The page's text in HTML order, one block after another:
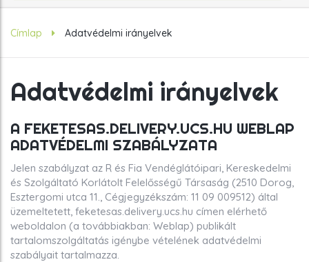
Címlap Adatvédelmi irányelvek
Adatvédelmi irányelvek
A FEKETESAS.DELIVERY.UCS.HU WEBLAP
ADATVÉDELMI SZABÁLYZATA
Jelen szabályzat az R és Fia Vendéglátóipari, Kereskedelmi
és Szolgáltató Korlátolt Felelősségű Társaság (2510 Dorog,
Esztergomi utca 11., Cégjegyzékszám: 11 09 009512) által
üzemeltetett, feketesas.delivery.ucs.hu címen elérhető
weboldalon (a továbbiakban: Weblap) publikált
tartalomszolgáltatás igénybe vételének adatvédelmi
szabályait tartalmazza.